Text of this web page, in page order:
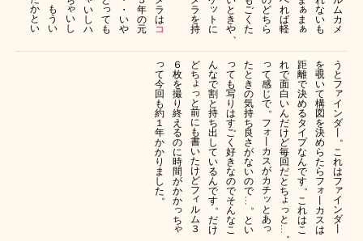
ム
カ
メ
な
い
も
ぁ
ま
ぁ
れ
ば
軽
ど
ち
ら
ご
く
た
と
き
や、
ッ
ト
に
ラ
を
持
ラ
は
コ
年
の
元
・
い
や
っ
て
も
い
し
ハ
ゃ
い
し
も
う
い
か
と
い
う
と
フ
ァ
イ
ン
ダ
。
こ
れ
は
フ
ァ
イ
ン
ダ
を
覗
い
て
構
図
を
決
め
ら
た
ら
フ
ォ
カ
ス
は
距
離
で
決
め
る
タ
イ
プ
な
ん
で
す。
こ
れ
は
こ
れ
で
面
白
い
ん
だ
け
ど
毎
回
だ
と
ち
ょ
っ
と
…。
っ
て
感
じ
で。
フ
ォ
カ
ス
が
カ
チ
ッ
と
あ
っ
た
と
き
の
気
持
ち
良
さ
が
な
い
の
で
…。
と
い
っ
て
も
写
り
は
す
ご
く
好
き
な
の
で
そ
ん
な
こ
ん
な
で
割
と
持
ち
出
し
て
い
る
ん
で
す。
だ
け
ど
ち
ょ
っ
と
前
に
も
書
い
た
け
ど
フ
ィ
ル
ム
３
６
枚
を
撮
り
終
え
る
の
に
時
間
が
か
か
っ
ち
ゃ
っ
て
今
回
も
約
１
年
か
か
り
ま
し
た。